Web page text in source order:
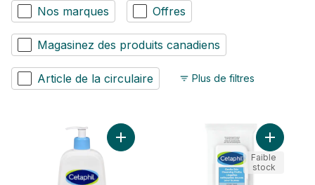
Nos marques Offres
Magasinez des produits canadiens
Article de la circulaire Plus de filtres
Ajouter Nettoyant doux pour la peau
Ajouter
Faible
stock